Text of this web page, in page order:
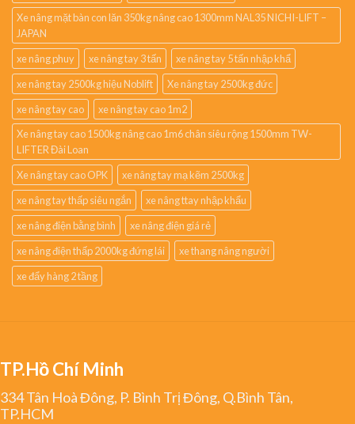
Xe nâng mặt bàn con lăn 350kg nâng cao 1300mm NAL35 NICHI-LIFT –
JAPAN
xe nâng phuy
xe nâng tay 3 tấn
xe nâng tay 5 tấn nhập khẩ
xe nâng tay 2500kg hiệu Noblift
Xe nâng tay 2500kg đức
xe nâng tay cao
xe nâng tay cao 1m2
Xe nâng tay cao 1500kg nâng cao 1m6 chân siêu rộng 1500mm TW-
LIFTER Đài Loan
Xe nâng tay cao OPK
xe nâng tay mạ kẽm 2500kg
xe nâng tay thấp siêu ngắn
xe nâng ttay nhập khẩu
xe nâng điện bằng bình
xe nâng điện giá rẻ
xe nâng điện thấp 2000kg đứng lái
xe thang nâng người
xe đẩy hàng 2 tầng
TP.Hồ Chí Minh
334 Tân Hoà Đông, P. Bình Trị Đông, Q.Bình Tân,
TP.HCM